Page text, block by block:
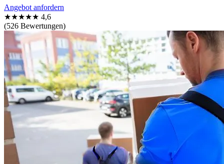
Angebot anfordern
★★★★★ 4,6
(526 Bewertungen)